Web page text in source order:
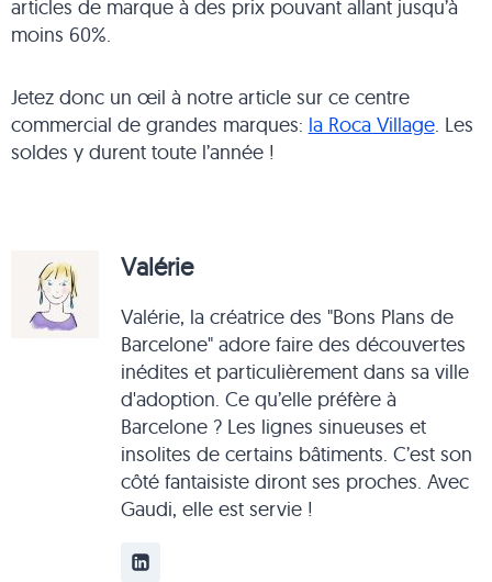
articles de marque à des prix pouvant allant jusqu’à
moins 60%.
Jetez donc un œil à notre article sur ce centre
commercial de grandes marques: la Roca Village. Les
soldes y durent toute l’année !
Valérie
Valérie, la créatrice des "Bons Plans de
Barcelone" adore faire des découvertes
inédites et particulièrement dans sa ville
d'adoption. Ce qu’elle préfère à
Barcelone ? Les lignes sinueuses et
insolites de certains bâtiments. C’est son
côté fantaisiste diront ses proches. Avec
Gaudi, elle est servie !